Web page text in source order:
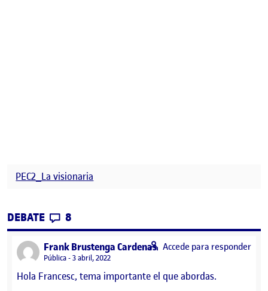
PEC2_La visionaria
DEBATE CONTRIBUTIONS
8
Frank Brustenga Cardenassays:
Visibilidad:
Pública 3 abril, 2022
Hola Francesc, tema importante el que abordas.
Accede para responder